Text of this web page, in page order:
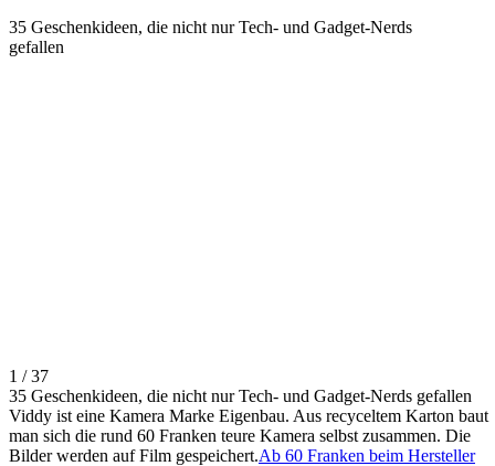
35 Geschenkideen, die nicht nur Tech- und Gadget-Nerds
gefallen
1 / 37
35 Geschenkideen, die nicht nur Tech- und Gadget-Nerds gefallen
Viddy ist eine Kamera Marke Eigenbau. Aus recyceltem Karton baut
man sich die rund 60 Franken teure Kamera selbst zusammen. Die
Bilder werden auf Film gespeichert.Ab 60 Franken beim Hersteller